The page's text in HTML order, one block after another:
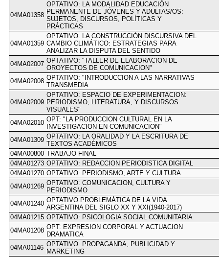
04MA01358
OPTATIVO: LA MODALIDAD EDUCACIÓN
PERMANENTE DE JÓVENES Y ADULTAS/OS:
SUJETOS, DISCURSOS, POLÍTICAS Y
PRÁCTICAS
04MA01359
OPTATIVO: LA CONSTRUCCIÓN DISCURSIVA DEL
CAMBIO CLIMÁTICO: ESTRATEGIAS PARA
ANALIZAR LA DISPUTA DEL SENTIDO
04MA02007 OPTATIVO: "TALLER DE ELABORACION DE
OROYECTOS DE COMUNICACION"
04MA02008 OPTATIVO: "INTRODUCCION A LAS NARRATIVAS
TRANSMEDIA
04MA02009
OPTATIVO: ESPACIO DE EXPERIMENTACION:
PERIODISMO, LITERATURA, Y DISCURSOS
VISUALES"
04MA02010 OPT: "LA PRODUCCION CULTURAL EN LA
INVESTIGACION EN COMUNICACION"
04MA01309 OPTATIVO: LA ORALIDAD Y LA ESCRITURA DE
TEXTOS ACADÉMICOS
04MA00800 TRABAJO FINAL
04MA01273 OPTATIVO: REDACCION PERIODISTICA DIGITAL
04MA01270 OPTATIVO: PERIODISMO, ARTE Y CULTURA
04MA01269 OPTATIVO: COMUNICACION, CULTURA Y
PERIODISMO
04MA01240 OPTATIVO:PROBLEMÁTICA DE LA VIDA
ARGENTINA DEL SIGLO XX Y XXI(1940-2017)
04MA01215 OPTATIVO: PSICOLOGIA SOCIAL COMUNITARIA
04MA01208 OPT: EXPRESION CORPORAL Y ACTUACION
DRAMATICA
04MA01146 OPTATIVO: PROPAGANDA, PUBLICIDAD Y
MARKETING